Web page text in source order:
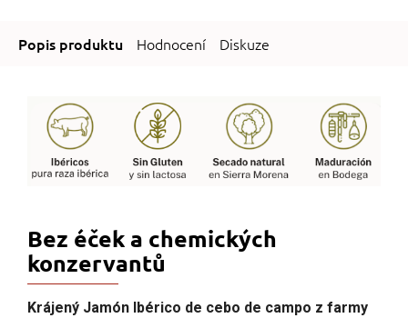
Hodnocení Diskuze
Bez éček a chemických
konzervantů
Krájený Jamón Ibérico de cebo de campo z farmy